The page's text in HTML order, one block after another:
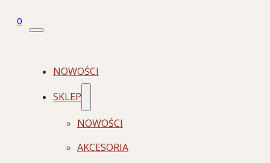
0
NOWOŚCI
SKLEP
NOWOŚCI
AKCESORIA